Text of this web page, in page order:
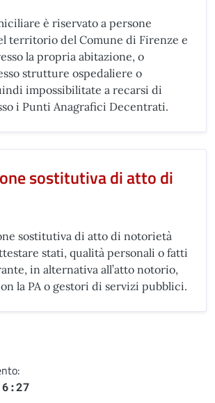
è riservato a persone
territorio del Comune di Firenze e
la propria abitazione, o
strutture ospedaliere o
impossibilitate a recarsi di
i Punti Anagrafici Decentrati.
sostitutiva di atto di
sostitutiva di atto di notorietà
stati, qualità personali o fatti
in alternativa all’atto notorio,
la PA o gestori di servizi pubblici.